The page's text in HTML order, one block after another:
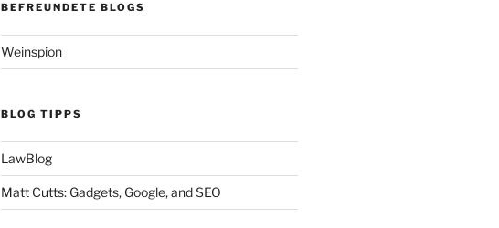
BEFREUNDETE BLOGS
Weinspion
BLOG TIPPS
LawBlog
Matt Cutts: Gadgets, Google, and SEO